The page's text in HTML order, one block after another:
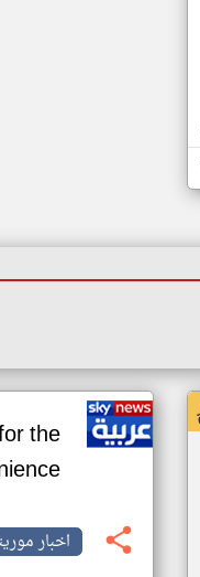
the
اخبار